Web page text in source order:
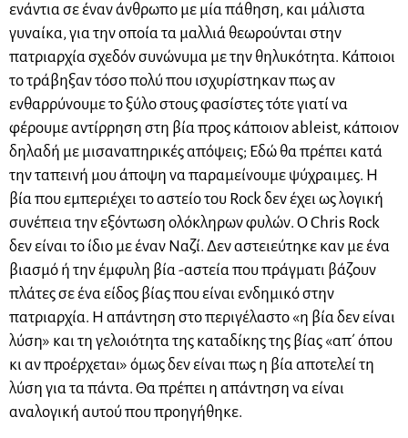
ενάντια σε έναν άνθρωπο με μία πάθηση, και μάλιστα
γυναίκα, για την οποία τα μαλλιά θεωρούνται στην
πατριαρχία σχεδόν συνώνυμα με την θηλυκότητα. Κάποιοι
το τράβηξαν τόσο πολύ που ισχυρίστηκαν πως αν
ενθαρρύνουμε το ξύλο στους φασίστες τότε γιατί να
φέρουμε αντίρρηση στη βία προς κάποιον ableist, κάποιον
δηλαδή με μισαναπηρικές απόψεις; Εδώ θα πρέπει κατά
την ταπεινή μου άποψη να παραμείνουμε ψύχραιμες. Η
βία που εμπεριέχει το αστείο του Rock δεν έχει ως λογική
συνέπεια την εξόντωση ολόκληρων φυλών. Ο Chris Rock
δεν είναι το ίδιο με έναν Ναζί. Δεν αστειεύτηκε καν με ένα
βιασμό ή την έμφυλη βία -αστεία που πράγματι βάζουν
πλάτες σε ένα είδος βίας που είναι ενδημικό στην
πατριαρχία. Η απάντηση στο περιγέλαστο «η βία δεν είναι
λύση» και τη γελοιότητα της καταδίκης της βίας «απ΄ όπου
κι αν προέρχεται» όμως δεν είναι πως η βία αποτελεί τη
λύση για τα πάντα. Θα πρέπει η απάντηση να είναι
αναλογική αυτού που προηγήθηκε.